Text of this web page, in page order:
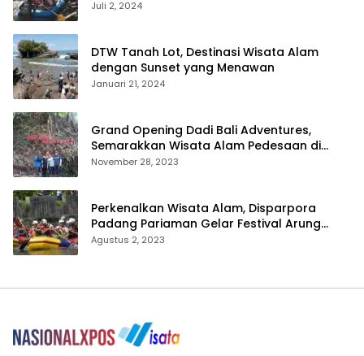
Juli 2, 2024
DTW Tanah Lot, Destinasi Wisata Alam
dengan Sunset yang Menawan
Januari 21, 2024
Grand Opening Dadi Bali Adventures,
Semarakkan Wisata Alam Pedesaan di
Payangan
November 28, 2023
Perkenalkan Wisata Alam, Disparpora
Padang Pariaman Gelar Festival Arung
Jeram Tingkat SMA
Agustus 2, 2023